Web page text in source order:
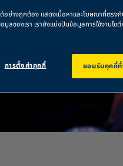
ริญชั
ได้อย่างถูกต้อง แสดงเนื้อหาและโฆษณาที่ตร
อมูลของเรา เรายังแบ่งปันข้อมูลการใช้งานไ
ยอมรับคุกกี้
การตั้งค่าคุกกี้